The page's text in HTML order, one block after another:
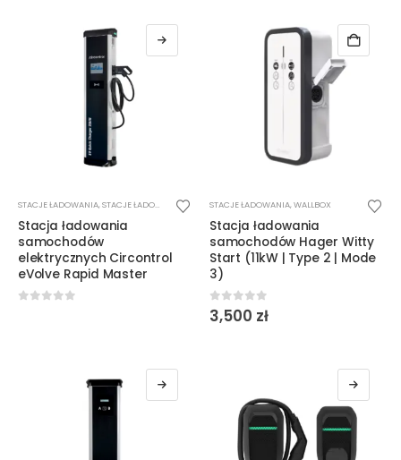
STACJE ŁADOWANIA,STACJE ŁADOWANIA DC
Stacja ładowania
samochodów
elektrycznych Circontrol
eVolve Rapid Master
STACJE ŁADOWANIA,WALLBOX
Stacja ładowania
samochodów Hager Witty
Start (11kW | Type 2 | Mode
3)
0 out of 5
3,500 zł